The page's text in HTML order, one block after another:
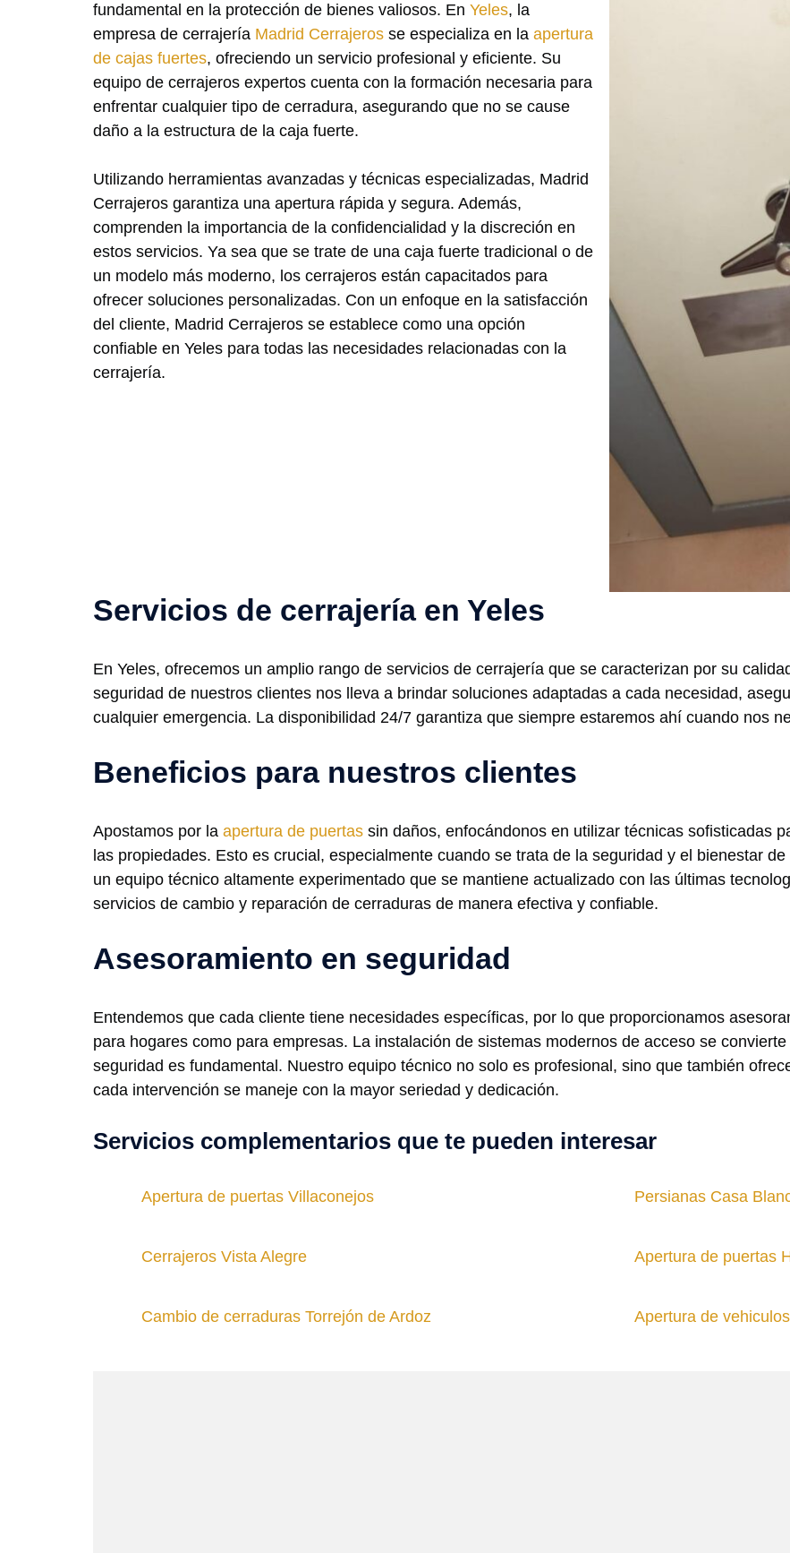
fundamental en la protección de bienes valiosos. En Yeles, la
empresa de cerrajería Madrid Cerrajeros se especializa en la apertura
de cajas fuertes, ofreciendo un servicio profesional y eficiente. Su
equipo de cerrajeros expertos cuenta con la formación necesaria para
enfrentar cualquier tipo de cerradura, asegurando que no se cause
daño a la estructura de la caja fuerte.
Utilizando herramientas avanzadas y técnicas especializadas, Madrid
Cerrajeros garantiza una apertura rápida y segura. Además,
comprenden la importancia de la confidencialidad y la discreción en
estos servicios. Ya sea que se trate de una caja fuerte tradicional o de
un modelo más moderno, los cerrajeros están capacitados para
ofrecer soluciones personalizadas. Con un enfoque en la satisfacción
del cliente, Madrid Cerrajeros se establece como una opción
confiable en Yeles para todas las necesidades relacionadas con la
cerrajería.
Servicios de cerrajería en Yeles
En Yeles, ofrecemos un amplio rango de servicios de cerrajería que se caracterizan por su
seguridad de nuestros clientes nos lleva a brindar soluciones adaptadas a cada necesidad,
cualquier emergencia. La disponibilidad 24/7 garantiza que siempre estaremos ahí cuando nos
Beneficios para nuestros clientes
Apostamos por la apertura de puertas sin daños, enfocándonos en utilizar técnicas sofisticadas
las propiedades. Esto es crucial, especialmente cuando se trata de la seguridad y el bienestar
un equipo técnico altamente experimentado que se mantiene actualizado con las últimas
servicios de cambio y reparación de cerraduras de manera efectiva y confiable.
Asesoramiento en seguridad
Entendemos que cada cliente tiene necesidades específicas, por lo que proporcionamos
para hogares como para empresas. La instalación de sistemas modernos de acceso se
seguridad es fundamental. Nuestro equipo técnico no solo es profesional, sino que también
cada intervención se maneje con la mayor seriedad y dedicación.
Servicios complementarios que te pueden interesar
Apertura de puertas Villaconejos Persianas Casa
Cerrajeros Vista Alegre Apertura de puertas
Cambio de cerraduras Torrejón de Ardoz Apertura de